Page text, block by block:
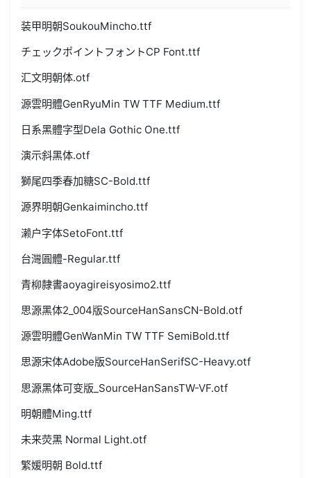
装甲明朝SoukouMincho.ttf
チェックポイントフォントCP Font.ttf
汇文明朝体.otf
源雲明體GenRyuMin TW TTF Medium.ttf
日系黑體字型Dela Gothic One.ttf
演示斜黑体.otf
獅尾四季春加糖SC-Bold.ttf
源界明朝Genkaimincho.ttf
濑户字体SetoFont.ttf
台灣圓體-Regular.ttf
青柳隷書aoyagireisyosimo2.ttf
思源黑体2_004版SourceHanSansCN-Bold.otf
源雲明體GenWanMin TW TTF SemiBold.ttf
思源宋体Adobe版SourceHanSerifSC-Heavy.otf
思源黑体可变版_SourceHanSansTW-VF.otf
明朝體Ming.ttf
未来荧黑 Normal Light.otf
繁媛明朝 Bold.ttf